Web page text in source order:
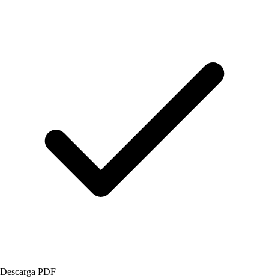
Descarga PDF